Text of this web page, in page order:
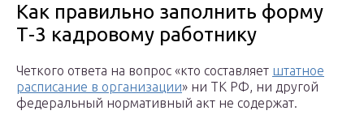
Как правильно заполнить форму
Т-3 кадровому работнику
Четкого ответа на вопрос «кто составляет штатное
расписание в организации» ни ТК РФ, ни другой
федеральный нормативный акт не содержат.